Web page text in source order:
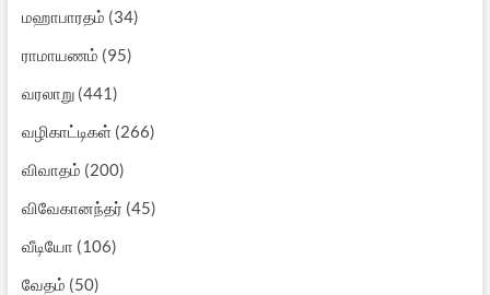
மஹாபாரதம் (34)
ராமாயணம் (95)
வரலாறு(441)
வழிகாட்டிகள்(266)
விவாதம் (200)
விவேகானந்தர் (45)
வீடியோ (106)
வேதம் (50)